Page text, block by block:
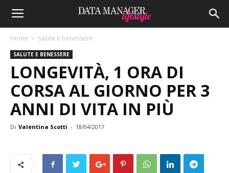
Home salute e benessere
SALUTE E BENESSERE
LONGEVITÀ, 1 ORA DI
CORSA AL GIORNO PER 3
ANNI DI VITA IN PIÙ
Di Valentina Scotti - 18/04/2017